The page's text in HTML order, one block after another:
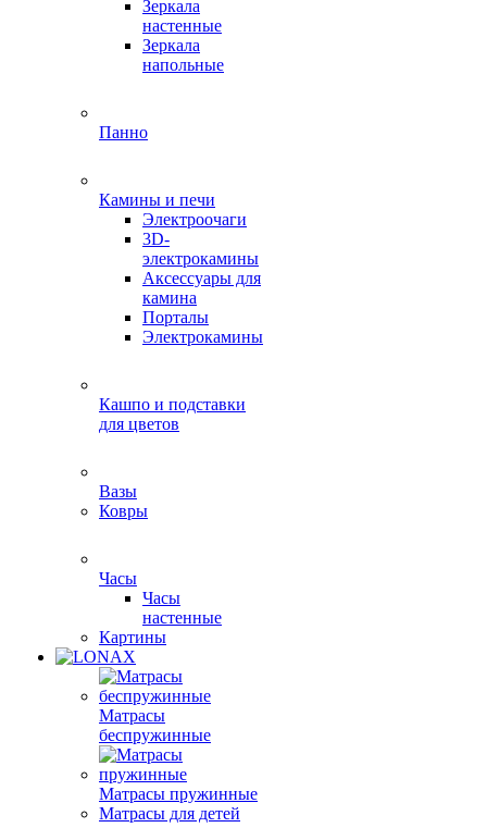
Зеркала
настенные
Зеркала
напольные
Панно
Камины и печи
Электроочаги
3D-
электрокамины
Аксессуары для
камина
Порталы
Электрокамины
Кашпо и подставки
для цветов
Вазы
Ковры
Часы
Часы
настенные
Картины
Матрасы
беспружинные
Матрасы пружинные
Матрасы для детей